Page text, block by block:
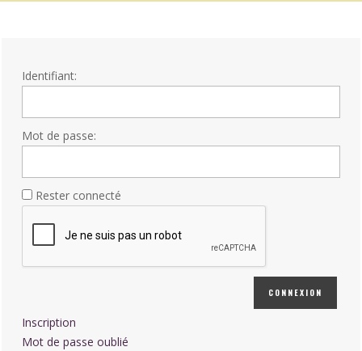
Identifiant:
Mot de passe:
Rester connecté
CONNEXION
Inscription
Mot de passe oublié